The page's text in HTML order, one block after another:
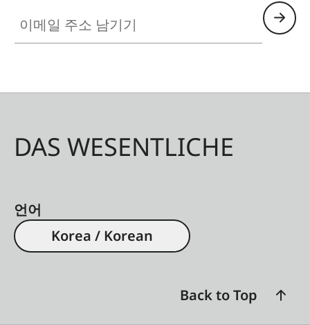
DAS WESENTLICHE
언어
Korea / Korean
Back to Top